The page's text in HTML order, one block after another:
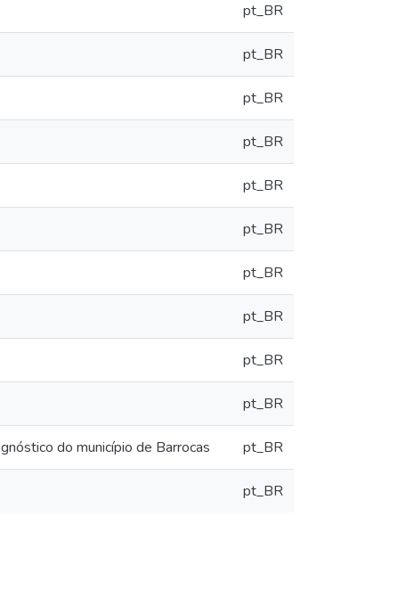
pt_BR
pt_BR
pt_BR
pt_BR
pt_BR
pt_BR
pt_BR
pt_BR
pt_BR
pt_BR
do município de Barrocas pt_BR
pt_BR